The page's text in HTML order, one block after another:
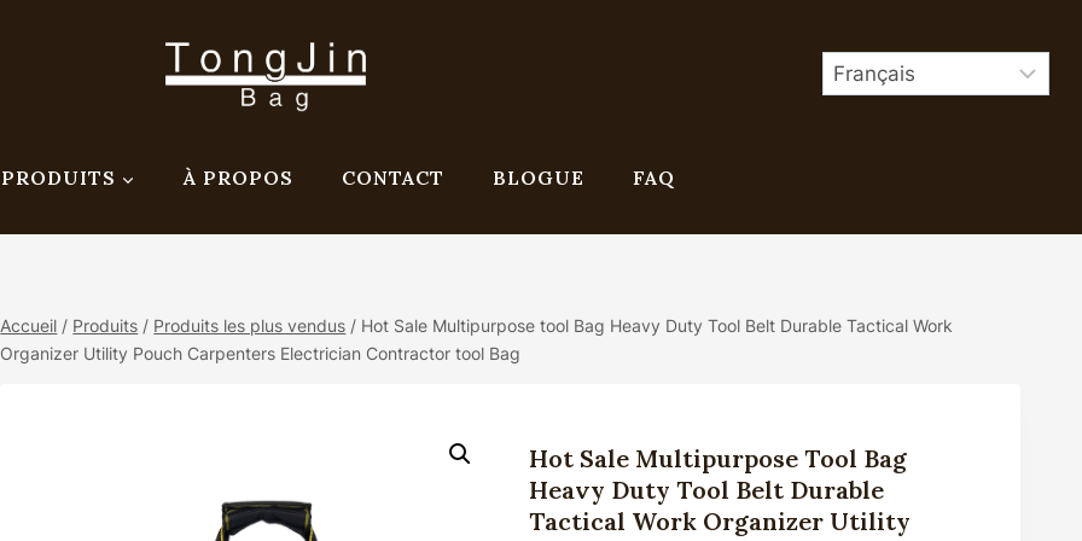
PRODUITS À PROPOS CONTACT BLOGUE FAQ
Accueil / Produits / Produits les plus vendus / Hot Sale Multipurpose tool Bag Heavy Duty Tool Belt Durable Tactical Work
Organizer Utility Pouch Carpenters Electrician Contractor tool Bag
Hot Sale Multipurpose Tool Bag
Heavy Duty Tool Belt Durable
Tactical Work Organizer Utility